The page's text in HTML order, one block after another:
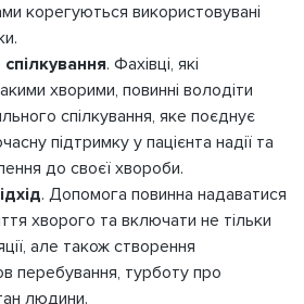
корегуються використовувані
. Фахівці, які
хворими, повинні володіти
спілкування, яке поєднує
підтримку у пацієнта надії та
до своєї хвороби.
. Допомога повинна надаватися
хворого та включати не тільки
але також створення
перебування, турботу про
людини.